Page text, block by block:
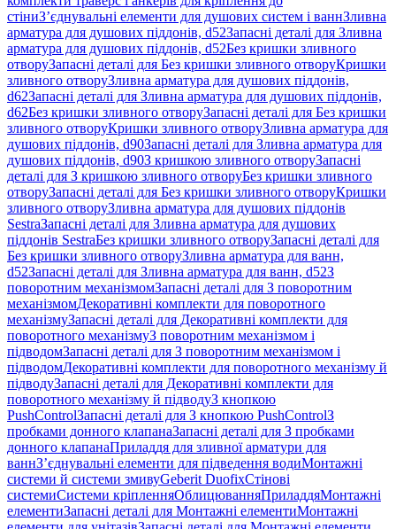
стіниЗ’єднувальні елементи для душових систем і ваннЗливна
арматура для душових піддонів, d52Запасні деталі для Зливна
арматура для душових піддонів, d52Без кришки зливного
отворуЗапасні деталі для Без кришки зливного отворуКришки
зливного отворуЗливна арматура для душових піддонів,
d62Запасні деталі для Зливна арматура для душових піддонів,
d62Без кришки зливного отворуЗапасні деталі для Без кришки
зливного отворуКришки зливного отворуЗливна арматура для
душових піддонів, d90Запасні деталі для Зливна арматура для
душових піддонів, d90З кришкою зливного отворуЗапасні
деталі для З кришкою зливного отворуБез кришки зливного
отворуЗапасні деталі для Без кришки зливного отворуКришки
зливного отворуЗливна арматура для душових піддонів
SestraЗапасні деталі для Зливна арматура для душових
піддонів SestraБез кришки зливного отворуЗапасні деталі для
Без кришки зливного отворуЗливна арматура для ванн,
d52Запасні деталі для Зливна арматура для ванн, d52З
поворотним механізмомЗапасні деталі для З поворотним
механізмомДекоративні комплекти для поворотного
механізмуЗапасні деталі для Декоративні комплекти для
поворотного механізмуЗ поворотним механізмом і
підводомЗапасні деталі для З поворотним механізмом і
підводомДекоративні комплекти для поворотного механізму й
підводуЗапасні деталі для Декоративні комплекти для
поворотного механізму й підводуЗ кнопкою
PushControlЗапасні деталі для З кнопкою PushControlЗ
пробками донного клапанаЗапасні деталі для З пробками
донного клапанаПриладдя для зливної арматури для
ваннЗ’єднувальні елементи для підведення водиМонтажні
системи й системи змивуGeberit DuofixСтінові
системиСистеми кріпленняОблицюванняПриладдяМонтажні
елементиЗапасні деталі для Монтажні елементиМонтажні